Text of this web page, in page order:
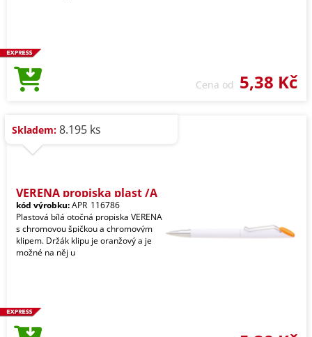
Cena od 5,38 Kč
Skladem: 8.195 ks
VERENA propiska plast /A
kód výrobku:APR_116786
Plastová bílá otočná propiska VERENA
s chromovou špičkou a chromovým
klipem. Držák klipu je oranžový a je
možné na něj u